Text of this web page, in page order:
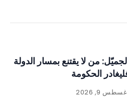
من لا يقتنع بمسار الدولة
الحكومة
9, 2026